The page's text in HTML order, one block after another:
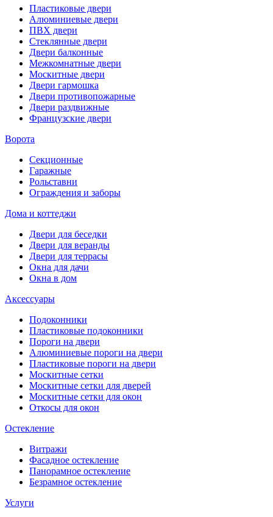
Пластиковые двери
Алюминиевые двери
ПВХ двери
Стеклянные двери
Двери балконные
Межкомнатные двери
Москитные двери
Двери гармошка
Двери противопожарные
Двери раздвижные
Французские двери
Ворота
Секционные
Гаражные
Рольставни
Ограждения и заборы
Дома и коттеджи
Двери для беседки
Двери для веранды
Двери для террасы
Окна для дачи
Окна в дом
Аксессуары
Подоконники
Пластиковые подоконники
Пороги на двери
Алюминиевые пороги на двери
Пластиковые пороги на двери
Москитные сетки
Москитные сетки для дверей
Москитные сетки для окон
Откосы для окон
Остекление
Витражи
Фасадное остекление
Панорамное остекление
Безрамное остекление
Услуги